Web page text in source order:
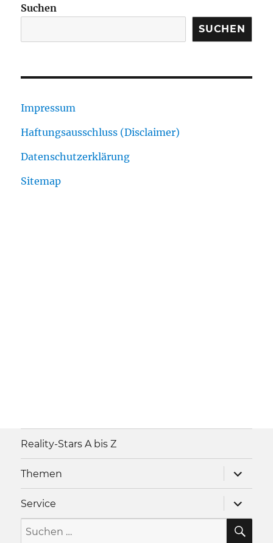
Suchen
SUCHEN
Impressum
Haftungsausschluss (Disclaimer)
Datenschutzerklärung
Sitemap
Reality-Stars A bis Z
Themen
anzeigen
Service
anzeigen
Suche